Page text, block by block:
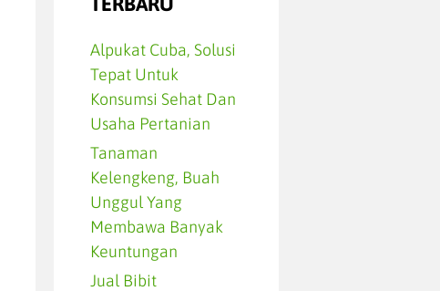
Alpukat Cuba, Solusi
Tepat Untuk
Konsumsi Sehat Dan
Usaha Pertanian
Tanaman
Kelengkeng, Buah
Unggul Yang
Membawa Banyak
Keuntungan
Jual Bibit